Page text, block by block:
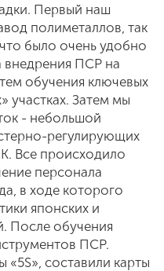
Первый наш
полиметаллов, так
было очень удобно
внедрения ПСР на
обучения ключевых
участках. Затем мы
- небольшой
регулирующих
Все происходило
персонала
в ходе которого
японских и
После обучения
ПСР.
«5S», составили карты